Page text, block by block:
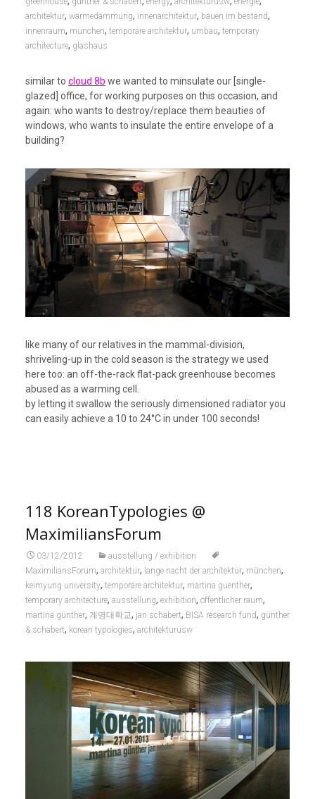
architektur, wärmedämmung, innenarchitektur, bauen im bestand,
innenraum, münchen, temporäre architektur, umbau, temporary
architecture, glashaus
similar to cloud 8b we wanted to minsulate our [single-
glazed] office, for working purposes on this occasion, and
again: who wants to destroy/replace them beauties of
windows, who wants to insulate the entire envelope of a
building?
like many of our relatives in the mammal-division,
shriveling-up in the cold season is the strategy we used
here too: an off-the-rack flat-pack greenhouse becomes
abused as a warming cell.
by letting it swallow the seriously dimensioned radiator you
can easily achieve a 10 to 24°C in under 100 seconds!
118 KoreanTypologies @
MaximiliansForum
03/12/2012
ausstellung / exhibition
MaximiliansForum, architektur, lange nacht der architektur, münchen,
keimyung university, temporäre architektur, martina guenther,
temporary architecture, ausstellung, exhibition, öffentlicher raum,
martina günther, 계명대학교, jan schabert, BISA research fund, günther
& schabert, korean typologies, architekturusw